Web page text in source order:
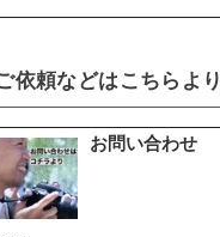
依頼などはこちらより
お問い合わせ